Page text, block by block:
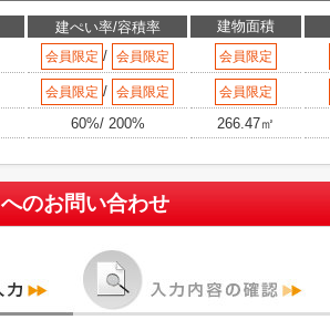
建ぺい率/容積率 建物面積
会員限定 / 会員限定 会員限定
会員限定 / 会員限定 会員限定
60%/ 200% 266.47㎡
へのお問い合わせ